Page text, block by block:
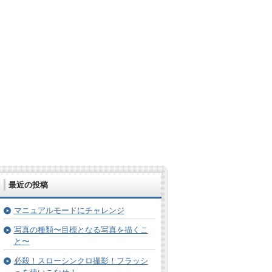
最近の投稿
マニュアルモードにチャレンジ
写真の種類〜目標となる写真を描くこ
と〜
必殺！スローシンクロ撮影！フラッシ